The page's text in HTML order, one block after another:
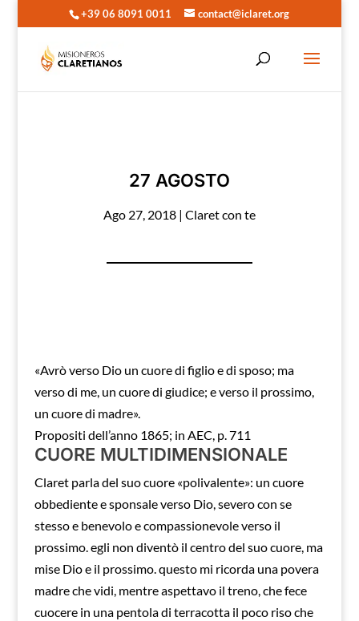
+39 06 8091 0011 contact@iclaret.org
27 AGOSTO
Ago 27, 2018| Claret con te
«Avrò verso Dio un cuore di figlio e di sposo; ma
verso di me, un cuore di giudice; e verso il prossimo,
un cuore di madre».
Propositi dell’anno 1865; in AEC, p. 711
CUORE MULTIDIMENSIONALE
Claret parla del suo cuore «polivalente»: un cuore
obbediente e sponsale verso Dio, severo con se
stesso e benevolo e compassionevole verso il
prossimo. egli non diventò il centro del suo cuore, ma
mise Dio e il prossimo. questo mi ricorda una povera
madre che vidi, mentre aspettavo il treno, che fece
cuocere in una pentola di terracotta il poco riso che